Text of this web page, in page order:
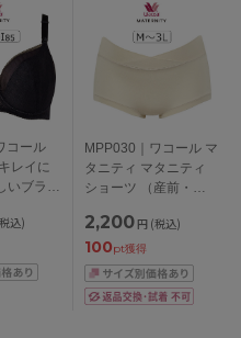
コール
レイに
いブラ
産後）
85cm
込)
MPP030｜ワコール マ
タニティ マタニティ
ショーツ （産前・産
2,200 円 (税込)
100pt獲得